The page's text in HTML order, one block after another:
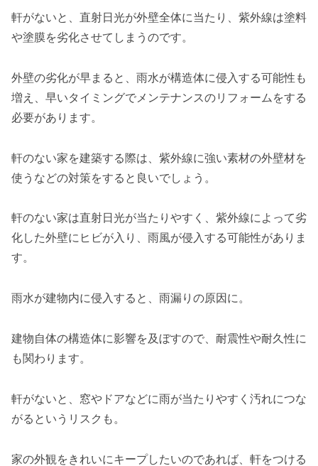
軒がないと、直射日光が外壁全体に当たり、紫外線は塗料
や塗膜を劣化させてしまうのです。
外壁の劣化が早まると、雨水が構造体に侵入する可能性も
増え、早いタイミングでメンテナンスのリフォームをする
必要があります。
軒のない家を建築する際は、紫外線に強い素材の外壁材を
使うなどの対策をすると良いでしょう。
軒のない家は直射日光が当たりやすく、紫外線によって劣
化した外壁にヒビが入り、雨風が侵入する可能性がありま
す。
雨水が建物内に侵入すると、雨漏りの原因に。
建物自体の構造体に影響を及ぼすので、耐震性や耐久性に
も関わります。
軒がないと、窓やドアなどに雨が当たりやすく汚れにつな
がるというリスクも。
家の外観をきれいにキープしたいのであれば、軒をつける